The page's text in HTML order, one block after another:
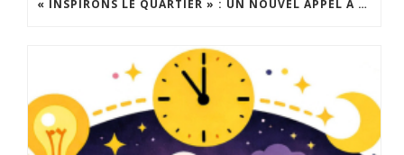
« INSPIRONS LE QUARTIER » : UN NOUVEL APPEL À PROJETS EST LANCÉ !